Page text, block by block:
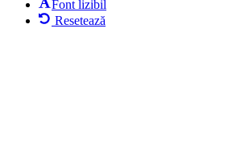
Font lizibil
Resetează